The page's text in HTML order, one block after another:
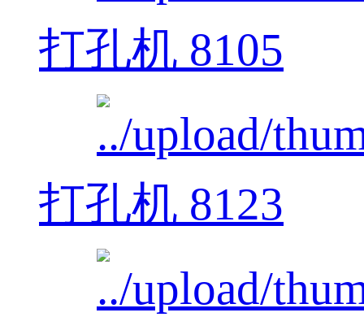
打孔机 8105
打孔机 8123